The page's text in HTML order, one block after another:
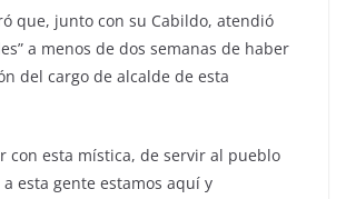
que, junto con su Cabildo, atendió
a menos de dos semanas de haber
del cargo de alcalde de esta
con esta mística, de servir al pueblo
esta gente estamos aquí y